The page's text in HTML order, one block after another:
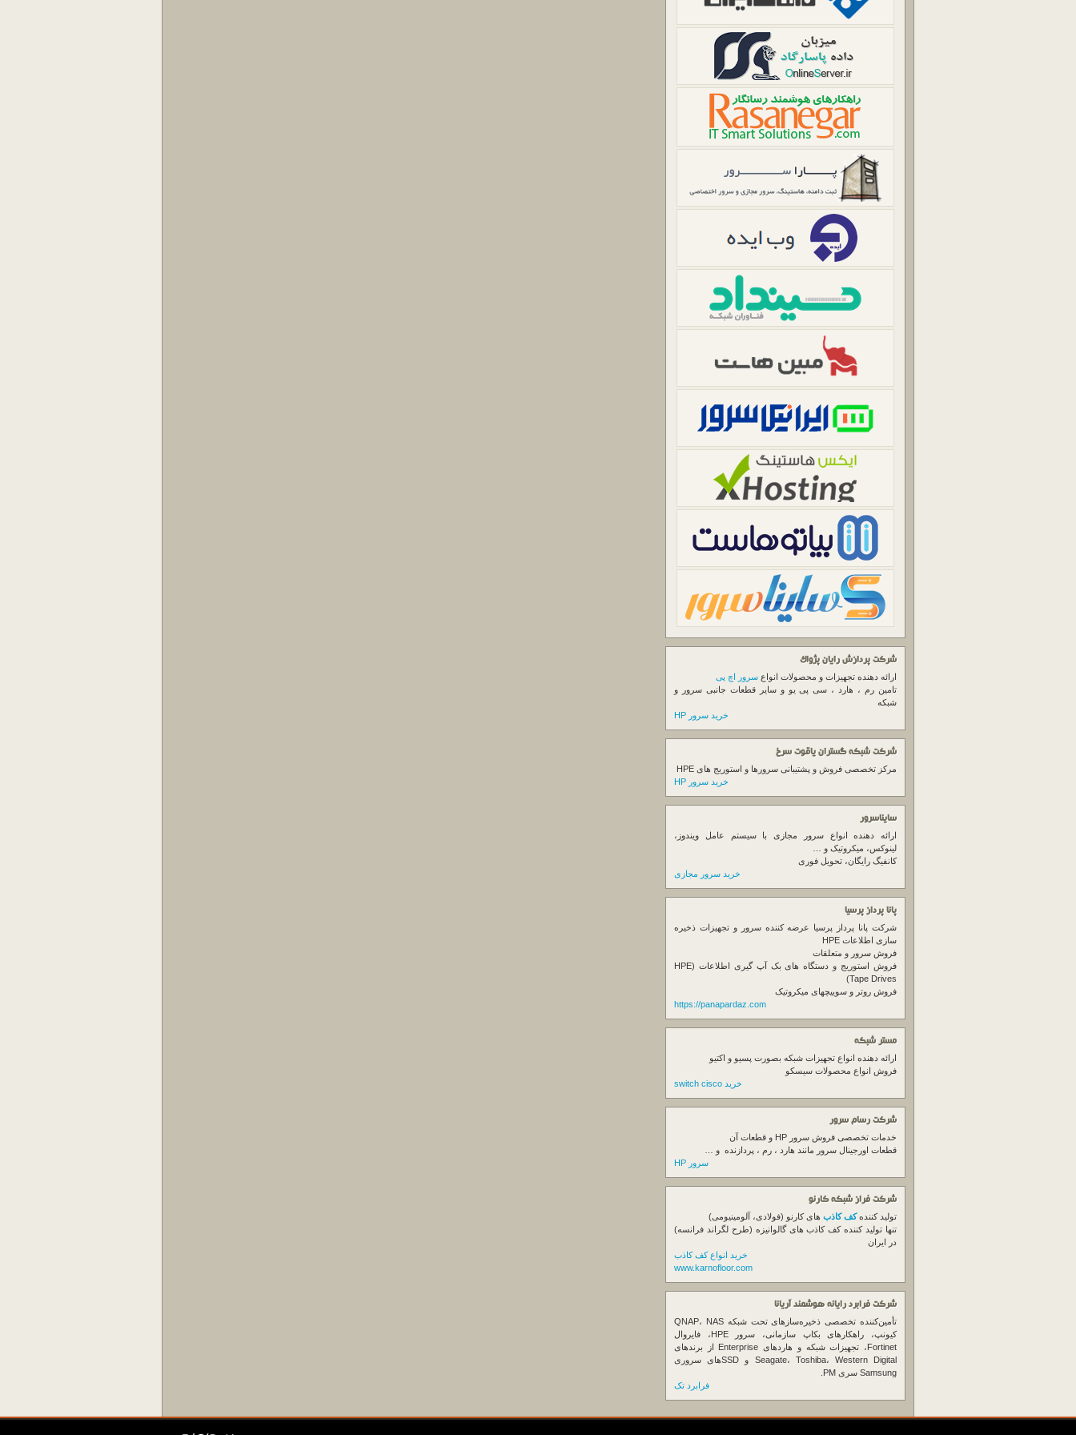
شرکت پردازش رایان پژواک
ارائه دهنده تجهیزات و محصولات انواع سرور اچ پی
تامین رم ، هارد ، سی پی یو و سایر قطعات جانبی سرور و
شبکه
خرید سرور HP
شرکت شبکه گستران یاقوت سرخ
مرکز تخصصی فروش و پشتیبانی سرورها و استوریج های HPE
خرید سرور HP
سایناسرور
ارائه دهنده انواع سرور مجازی با سیستم عامل ویندوز،
لینوکس، میکروتیک و …
کانفیگ رایگان، تحویل فوری
خرید سرور مجازی
پانا پرداز پرسیا
شرکت پانا پرداز پرسیا عرضه کننده سرور و تجهیزات ذخیره
سازی اطلاعات HPE
فروش سرور و متعلقات
فروش استوریج و دستگاه های بک آپ گیری اطلاعات (HPE
Tape Drives)
فروش روتر و سوییچهای میکروتیک
https://panapardaz.com
مستر شبکه
ارائه دهنده انواع تجهیزات شبکه بصورت پسیو و اکتیو
فروش انواع محصولات سیسکو
خرید switch cisco
شرکت رسام سرور
خدمات تخصصی فروش سرور
قطعات اورجینال سرور مانند هارد ، رم ، پردازنده و …
سرور HP
شرکت فراز شبکه کارنو
تولید کنندهکف کاذب های کارنو (فولادی، آلومینیومی)
تنها تولید کننده کف کاذب های گالوانیزه (طرح لگراند فرانسه)
در ایران
خرید انواع کف کاذب
www.karnofloor.com
شرکت فرابرد رایانه هوشمند آریانا
تأمین‌کننده تخصصی ذخیره‌سازهای تحت شبکه QNAP، NAS
کیونپ، راهکارهای بکاپ سازمانی، سرور HPE، فایروال
Fortinet، تجهیزات شبکه و هاردهای Enterprise از برندهای
Seagate، Toshiba، Western Digital و SSDهای سروری
Samsung سری PM.
فرابرد تک